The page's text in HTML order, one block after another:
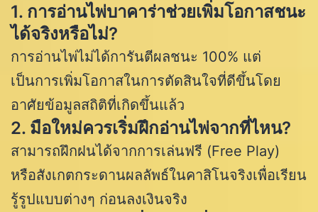
1. การอ่านไพ่บาคาร่าช่วยเพิ่มโอกาสชนะ
ได้จริงหรือไม่?
การอ่านไพ่ไม่ได้การันตีผลชนะ 100% แต่
เป็นการเพิ่มโอกาสในการตัดสินใจที่ดีขึ้นโดย
อาศัยข้อมูลสถิติที่เกิดขึ้นแล้ว
2. มือใหม่ควรเริ่มฝึกอ่านไพ่จากที่ไหน?
สามารถฝึกฝนได้จากการเล่นฟรี (Free Play)
หรือสังเกตกระดานผลลัพธ์ในคาสิโนจริงเพื่อเรียน
รู้รูปแบบต่างๆ ก่อนลงเงินจริง